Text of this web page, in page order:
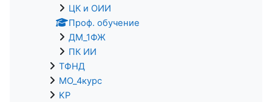
ЦК и ОИИ
Проф. обучение
ДМ_1ФЖ
ПК ИИ
ТФНД
МО_4курс
KP